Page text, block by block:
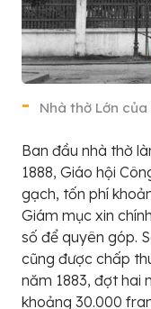
Nhà thờ Lớn
Ban đầu nhà thờ
1888, Giáo hội
gạch, tốn phí
Giám mục xin
số để quyên góp.
cũng được chấp
năm 1883, đợt hai
khoảng 30.000